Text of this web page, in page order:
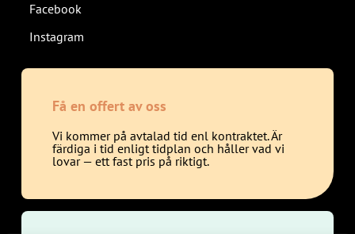
Facebook
Instagram
Få en offert av oss
Vi kommer på avtalad tid enl kontraktet. Är
färdiga i tid enligt tidplan och håller vad vi
lovar — ett fast pris på riktigt.